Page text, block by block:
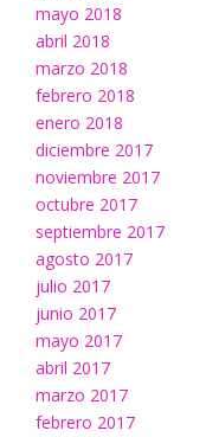
mayo 2018
abril 2018
marzo 2018
febrero 2018
enero 2018
diciembre 2017
noviembre 2017
octubre 2017
septiembre 2017
agosto 2017
julio 2017
junio 2017
mayo 2017
abril 2017
marzo 2017
febrero 2017